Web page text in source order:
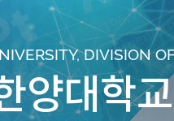
DIVISION
양대학